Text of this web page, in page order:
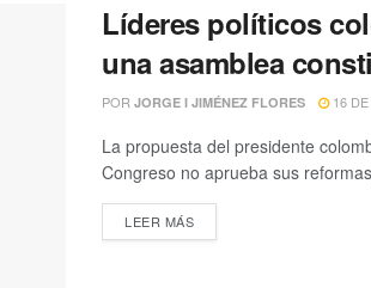
Líderes políticos
una asamblea
POR JORGE I JIMÉNEZ FLORES 16 DE
La propuesta del presidente
Congreso no aprueba sus
LEER MÁS